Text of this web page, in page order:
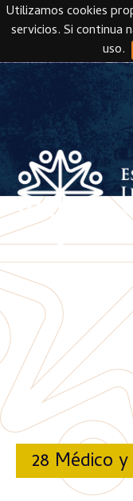
Utilizamos cookies
servicios. Si continua
uso.
Skip to main content
28 Médico